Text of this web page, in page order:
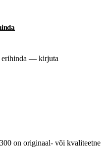
erihinda — kirjuta
on originaal- või kvaliteetne